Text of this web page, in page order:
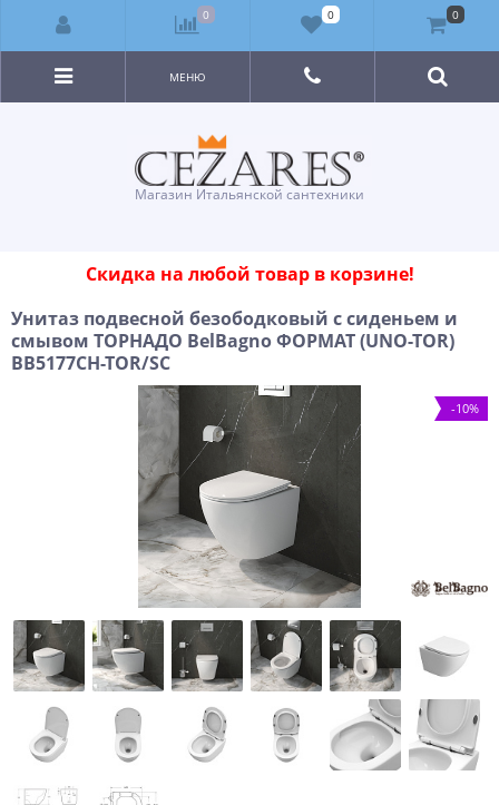
Магазин Итальянской сантехники
МЕНЮ
Скидка на любой товар в корзине!
Унитаз подвесной безободковый с сиденьем и
смывом ТОРНАДО BelBagno ФОРМАТ (UNO-TOR)
BB5177CH-TOR/SC
-10%
0 0 0